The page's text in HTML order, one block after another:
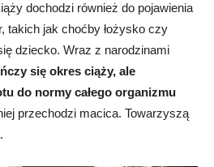
dochodzi również do pojawienia
takich jak choćby łożysko czy
dziecko. Wraz z narodzinami
się okres ciąży, ale
do normy całego organizmu
przechodzi macica. Towarzyszą